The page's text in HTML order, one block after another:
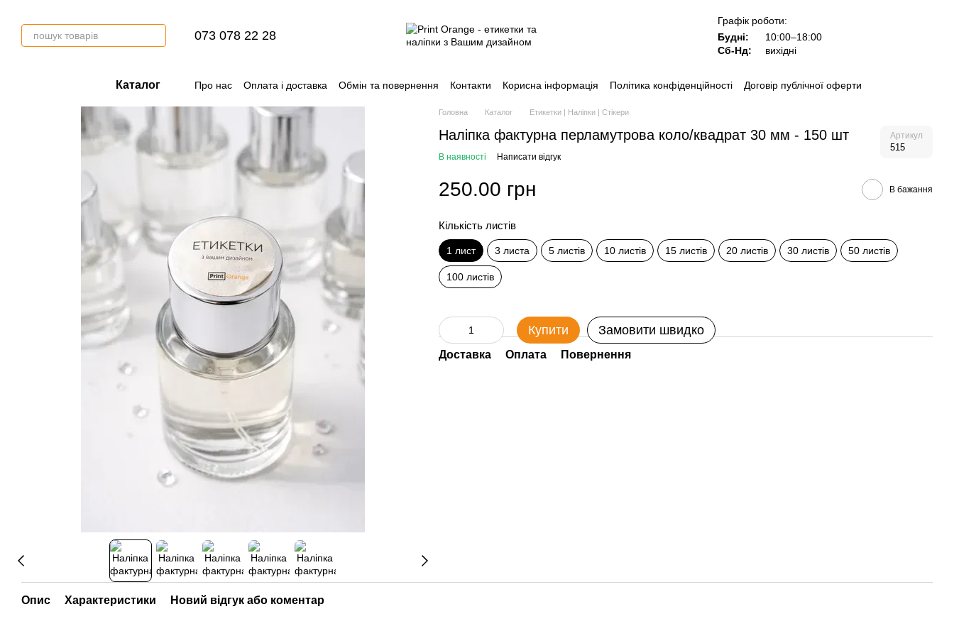
073 078 22 28
Графік роботи:
Будні:
10:00–18:00
Сб-Нд:
вихідні
Каталог Про нас Оплата і доставка Обмін та повернення Контакти Корисна інформація Політика конфіденційності Договір публічної оферти
Головна Каталог Етикетки | Наліпки | Стікери
Наліпка фактурна перламутрова коло/квадрат 30 мм - 150 шт Артикул
515
В наявності Написати відгук
250.00 грн В бажання
Кількість листів
1 лист 3 листа 5 листів 10 листів 15 листів 20 листів 30 листів 50 листів
100 листів
Купити Замовити швидко
Доставка Оплата Повернення
Опис Характеристики Новий відгук або коментар